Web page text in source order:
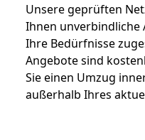
Unsere geprüften
Ihnen unverbindliche
Ihre Bedürfnisse
Angebote sind
Sie einen Umzug
außerhalb Ihres